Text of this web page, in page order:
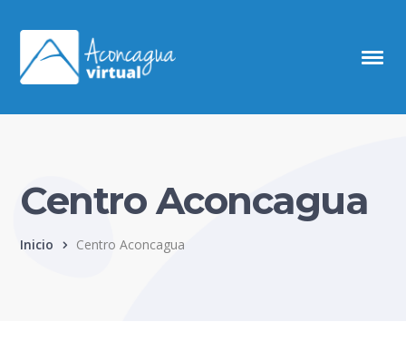
Centro Aconcagua
Inicio Centro Aconcagua